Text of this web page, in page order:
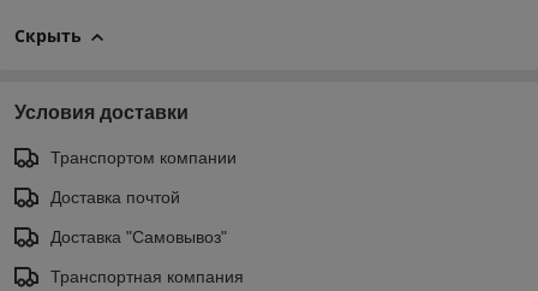
Скрыть
Условия доставки
Транспортом компании
Доставка почтой
Доставка "Самовывоз"
Транспортная компания